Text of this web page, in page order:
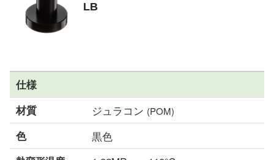
ログイン
お問い合わせ窓口
LB
仕様
材質
ジュラコン (POM)
色 黒色